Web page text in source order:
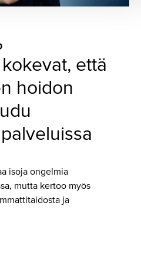
että
hoidon
isoja ongelmia
mutta kertoo myös
ja